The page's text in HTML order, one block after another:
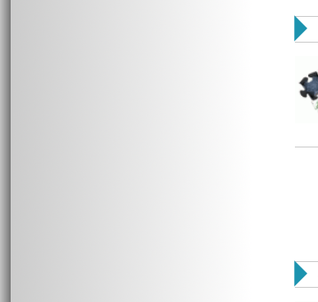

